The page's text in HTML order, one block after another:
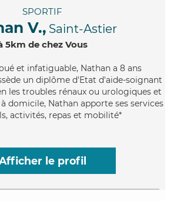
SPORTIF
V., Saint-Astier
5km de chez Vous
et infatiguable, Nathan a 8 ans
un diplôme d'Etat d'aide-soignant
les troubles rénaux ou urologiques et
domicile, Nathan apporte ses services
activités, repas et mobilité*
le profil